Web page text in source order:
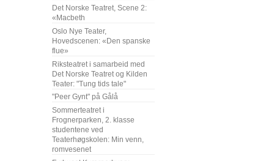
Det Norske Teatret, Scene 2:
«Macbeth
Oslo Nye Teater,
Hovedscenen: «Den spanske
flue»
Riksteatret i samarbeid med
Det Norske Teatret og Kilden
Teater: "Tung tids tale"
"Peer Gynt" på Gålå
Sommerteatret i
Frognerparken, 2. klasse
studentene ved
Teaterhøgskolen: Min venn,
romvesenet